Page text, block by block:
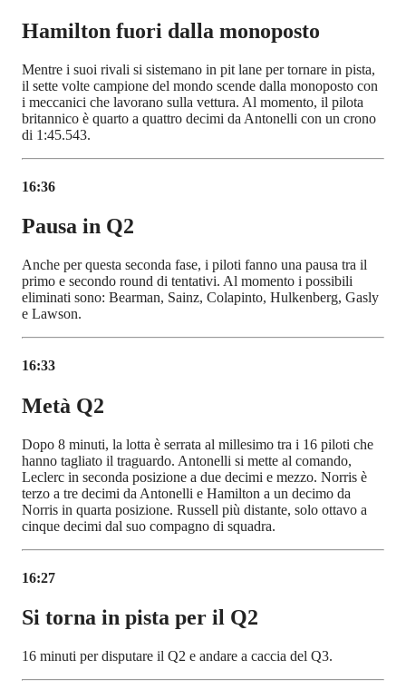
Hamilton fuori dalla monoposto
Mentre i suoi rivali si sistemano in pit lane per tornare in pista,
il sette volte campione del mondo scende dalla monoposto con
i meccanici che lavorano sulla vettura. Al momento, il pilota
britannico è quarto a quattro decimi da Antonelli con un crono
di 1:45.543.
16:36
Pausa in Q2
Anche per questa seconda fase, i piloti fanno una pausa tra il
primo e secondo round di tentativi. Al momento i possibili
eliminati sono: Bearman, Sainz, Colapinto, Hulkenberg, Gasly
e Lawson.
16:33
Metà Q2
Dopo 8 minuti, la lotta è serrata al millesimo tra i 16 piloti che
hanno tagliato il traguardo. Antonelli si mette al comando,
Leclerc in seconda posizione a due decimi e mezzo. Norris è
terzo a tre decimi da Antonelli e Hamilton a un decimo da
Norris in quarta posizione. Russell più distante, solo ottavo a
cinque decimi dal suo compagno di squadra.
16:27
Si torna in pista per il Q2
16 minuti per disputare il Q2 e andare a caccia del Q3.